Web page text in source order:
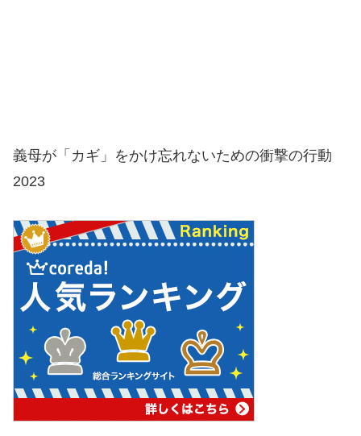
義母が「カギ」をかけ忘れないための衝撃の行動
2023